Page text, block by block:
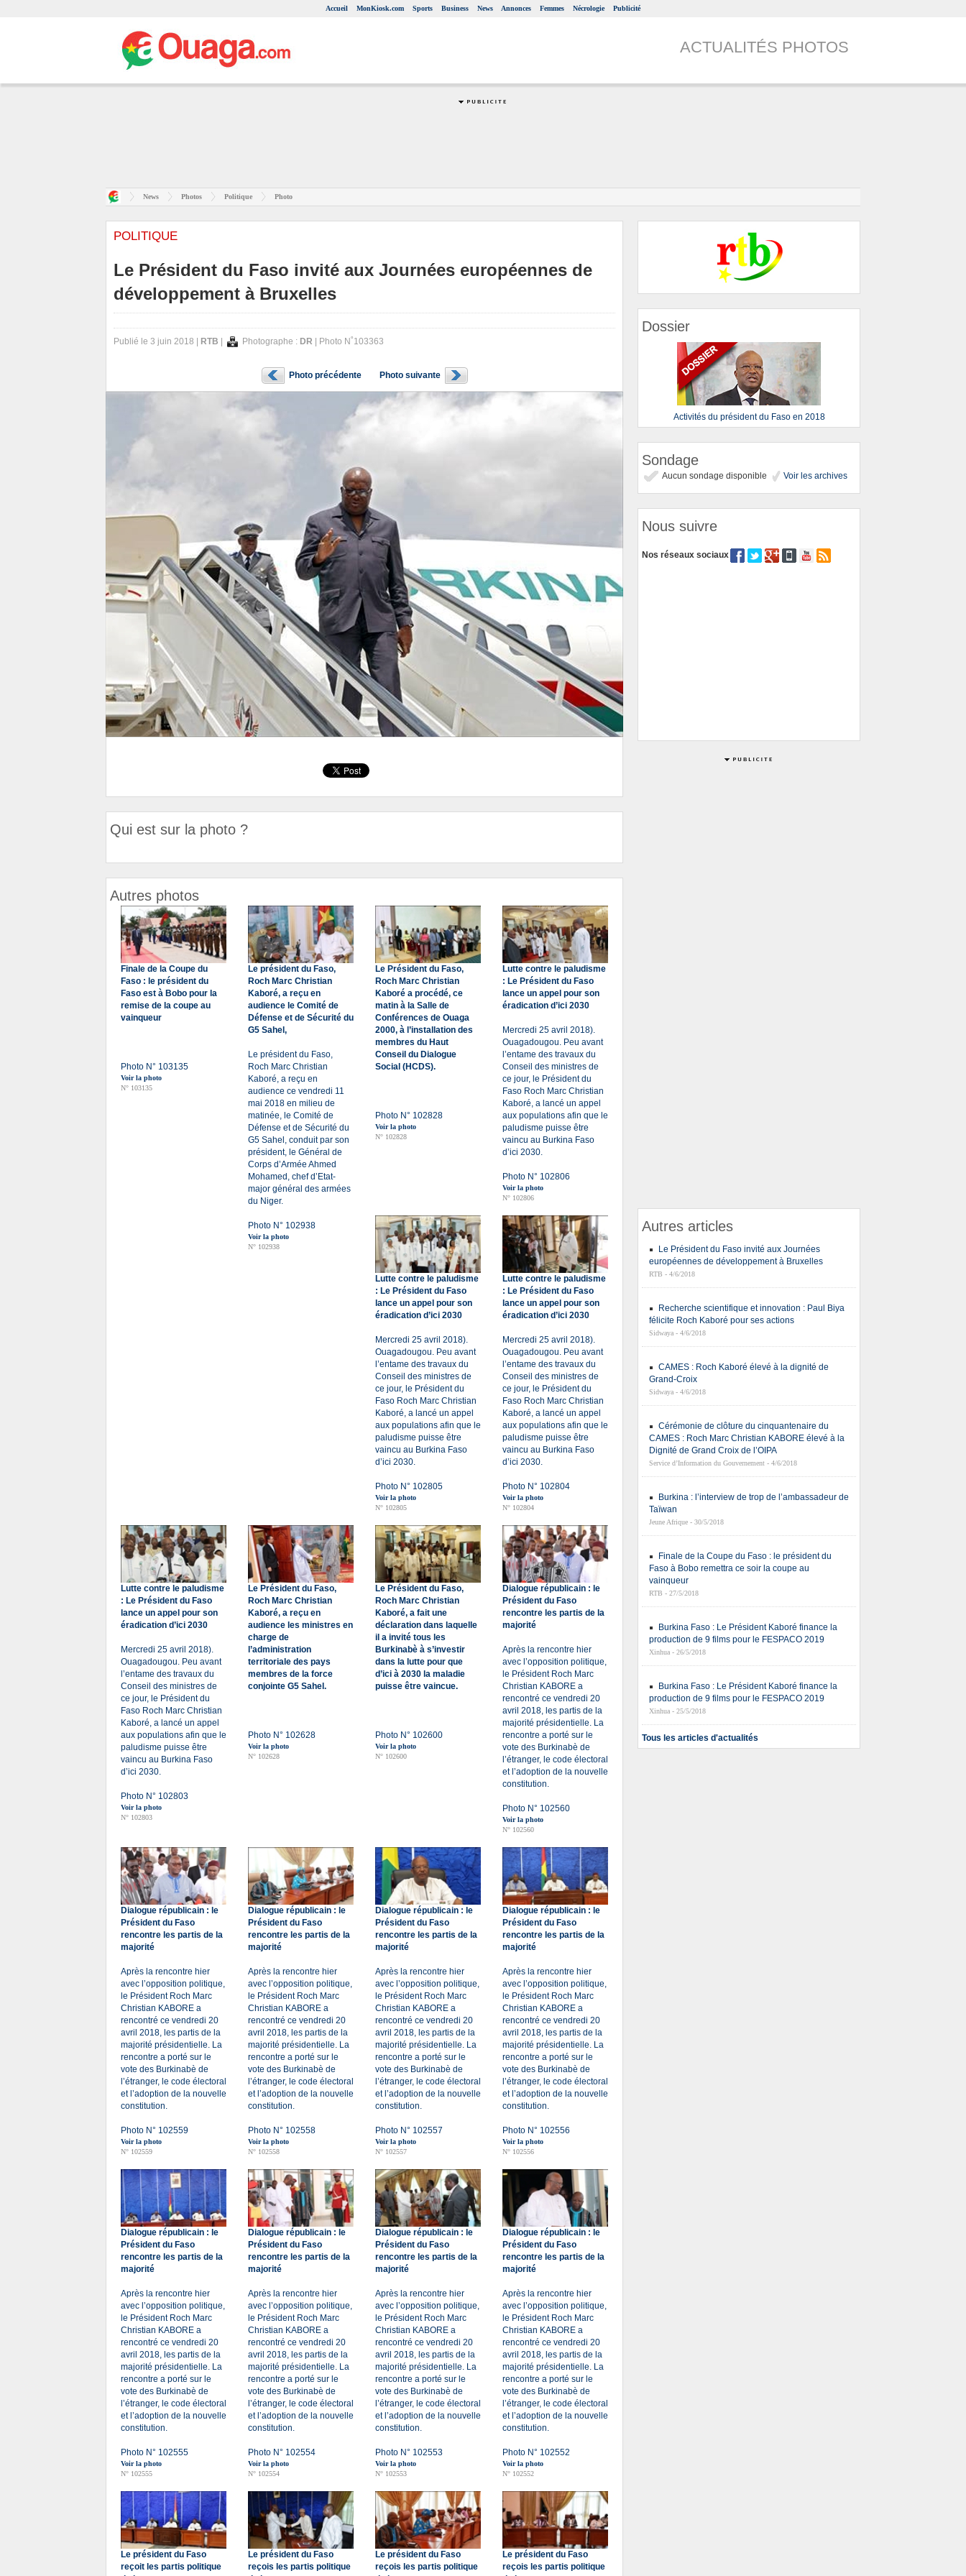
Accueil MonKiosk.com Sports Business News Annonces Femmes Nécrologie Publicité
ACTUALITÉS PHOTOS
News Photos Politique Photo
POLITIQUE
Le Président du Faso invité aux Journées européennes de
développement à Bruxelles
Publié le 3 juin 2018 | RTB Photographe : DR | Photo N˚103363
Photo précédente Photo suivante
Qui est sur la photo ?
Autres photos
Finale de la Coupe du
Faso : le président du
Faso est à Bobo pour la
remise de la coupe au
vainqueur
Photo N° 103135
Voir la photo
N° 103135
Le président du Faso,
Roch Marc Christian
Kaboré, a reçu en
audience le Comité de
Défense et de Sécurité du
G5 Sahel,
Le président du Faso,
Roch Marc Christian
Kaboré, a reçu en
audience ce vendredi 11
mai 2018 en milieu de
matinée, le Comité de
Défense et de Sécurité du
G5 Sahel, conduit par son
président, le Général de
Corps d’Armée Ahmed
Mohamed, chef d’Etat-
major général des armées
du Niger.
Photo N° 102938
Voir la photo
N° 102938
Le Président du Faso,
Roch Marc Christian
Kaboré a procédé, ce
matin à la Salle de
Conférences de Ouaga
2000, à l’installation des
membres du Haut
Conseil du Dialogue
Social (HCDS).
Photo N° 102828
Voir la photo
N° 102828
Lutte contre le paludisme
: Le Président du Faso
lance un appel pour son
éradication d’ici 2030
Mercredi 25 avril 2018).
Ouagadougou. Peu avant
l’entame des travaux du
Conseil des ministres de
ce jour, le Président du
Faso Roch Marc Christian
Kaboré, a lancé un appel
aux populations afin que le
paludisme puisse être
vaincu au Burkina Faso
d’ici 2030.
Photo N° 102806
Voir la photo
N° 102806
Lutte contre le paludisme
: Le Président du Faso
lance un appel pour son
éradication d’ici 2030
Mercredi 25 avril 2018).
Ouagadougou. Peu avant
l’entame des travaux du
Conseil des ministres de
ce jour, le Président du
Faso Roch Marc Christian
Kaboré, a lancé un appel
aux populations afin que le
paludisme puisse être
vaincu au Burkina Faso
d’ici 2030.
Photo N° 102805
Voir la photo
N° 102805
Lutte contre le paludisme
: Le Président du Faso
lance un appel pour son
éradication d’ici 2030
Mercredi 25 avril 2018).
Ouagadougou. Peu avant
l’entame des travaux du
Conseil des ministres de
ce jour, le Président du
Faso Roch Marc Christian
Kaboré, a lancé un appel
aux populations afin que le
paludisme puisse être
vaincu au Burkina Faso
d’ici 2030.
Photo N° 102804
Voir la photo
N° 102804
Lutte contre le paludisme
: Le Président du Faso
lance un appel pour son
éradication d’ici 2030
Mercredi 25 avril 2018).
Ouagadougou. Peu avant
l’entame des travaux du
Conseil des ministres de
ce jour, le Président du
Faso Roch Marc Christian
Kaboré, a lancé un appel
aux populations afin que le
paludisme puisse être
vaincu au Burkina Faso
d’ici 2030.
Photo N° 102803
Voir la photo
N° 102803
Le Président du Faso,
Roch Marc Christian
Kaboré, a reçu en
audience les ministres en
charge de
l’administration
territoriale des pays
membres de la force
conjointe G5 Sahel.
Photo N° 102628
Voir la photo
N° 102628
Le Président du Faso,
Roch Marc Christian
Kaboré, a fait une
déclaration dans laquelle
il a invité tous les
Burkinabè à s’investir
dans la lutte pour que
d’ici à 2030 la maladie
puisse être vaincue.
Photo N° 102600
Voir la photo
N° 102600
Dialogue républicain : le
Président du Faso
rencontre les partis de la
majorité
Après la rencontre hier
avec l’opposition politique,
le Président Roch Marc
Christian KABORE a
rencontré ce vendredi 20
avril 2018, les partis de la
majorité présidentielle. La
rencontre a porté sur le
vote des Burkinabè de
l’étranger, le code électoral
et l’adoption de la nouvelle
constitution.
Photo N° 102560
Voir la photo
N° 102560
Dialogue républicain : le
Président du Faso
rencontre les partis de la
majorité
Après la rencontre hier
avec l’opposition politique,
le Président Roch Marc
Christian KABORE a
rencontré ce vendredi 20
avril 2018, les partis de la
majorité présidentielle. La
rencontre a porté sur le
vote des Burkinabè de
l’étranger, le code électoral
et l’adoption de la nouvelle
constitution.
Photo N° 102559
Voir la photo
N° 102559
Dialogue républicain : le
Président du Faso
rencontre les partis de la
majorité
Après la rencontre hier
avec l’opposition politique,
le Président Roch Marc
Christian KABORE a
rencontré ce vendredi 20
avril 2018, les partis de la
majorité présidentielle. La
rencontre a porté sur le
vote des Burkinabè de
l’étranger, le code électoral
et l’adoption de la nouvelle
constitution.
Photo N° 102558
Voir la photo
N° 102558
Dialogue républicain : le
Président du Faso
rencontre les partis de la
majorité
Après la rencontre hier
avec l’opposition politique,
le Président Roch Marc
Christian KABORE a
rencontré ce vendredi 20
avril 2018, les partis de la
majorité présidentielle. La
rencontre a porté sur le
vote des Burkinabè de
l’étranger, le code électoral
et l’adoption de la nouvelle
constitution.
Photo N° 102557
Voir la photo
N° 102557
Dialogue républicain : le
Président du Faso
rencontre les partis de la
majorité
Après la rencontre hier
avec l’opposition politique,
le Président Roch Marc
Christian KABORE a
rencontré ce vendredi 20
avril 2018, les partis de la
majorité présidentielle. La
rencontre a porté sur le
vote des Burkinabè de
l’étranger, le code électoral
et l’adoption de la nouvelle
constitution.
Photo N° 102556
Voir la photo
N° 102556
Dialogue républicain : le
Président du Faso
rencontre les partis de la
majorité
Après la rencontre hier
avec l’opposition politique,
le Président Roch Marc
Christian KABORE a
rencontré ce vendredi 20
avril 2018, les partis de la
majorité présidentielle. La
rencontre a porté sur le
vote des Burkinabè de
l’étranger, le code électoral
et l’adoption de la nouvelle
constitution.
Photo N° 102555
Voir la photo
N° 102555
Dialogue républicain : le
Président du Faso
rencontre les partis de la
majorité
Après la rencontre hier
avec l’opposition politique,
le Président Roch Marc
Christian KABORE a
rencontré ce vendredi 20
avril 2018, les partis de la
majorité présidentielle. La
rencontre a porté sur le
vote des Burkinabè de
l’étranger, le code électoral
et l’adoption de la nouvelle
constitution.
Photo N° 102554
Voir la photo
N° 102554
Dialogue républicain : le
Président du Faso
rencontre les partis de la
majorité
Après la rencontre hier
avec l’opposition politique,
le Président Roch Marc
Christian KABORE a
rencontré ce vendredi 20
avril 2018, les partis de la
majorité présidentielle. La
rencontre a porté sur le
vote des Burkinabè de
l’étranger, le code électoral
et l’adoption de la nouvelle
constitution.
Photo N° 102553
Voir la photo
N° 102553
Dialogue républicain : le
Président du Faso
rencontre les partis de la
majorité
Après la rencontre hier
avec l’opposition politique,
le Président Roch Marc
Christian KABORE a
rencontré ce vendredi 20
avril 2018, les partis de la
majorité présidentielle. La
rencontre a porté sur le
vote des Burkinabè de
l’étranger, le code électoral
et l’adoption de la nouvelle
constitution.
Photo N° 102552
Voir la photo
N° 102552
Le président du Faso
reçoit les partis politique
Le président du Faso
reçois les partis politique
Le président du Faso
reçois les partis politique
Le président du Faso
reçois les partis politique
Dossier
Activités du président du Faso en 2018
Sondage
Aucun sondage disponible Voir les archives
Nous suivre
Nos réseaux sociaux
Autres articles
Le Président du Faso invité aux Journées
européennes de développement à Bruxelles
RTB - 4/6/2018
Recherche scientifique et innovation : Paul Biya
félicite Roch Kaboré pour ses actions
Sidwaya - 4/6/2018
CAMES : Roch Kaboré élevé à la dignité de
Grand-Croix
Sidwaya - 4/6/2018
Cérémonie de clôture du cinquantenaire du
CAMES : Roch Marc Christian KABORE élevé à la
Dignité de Grand Croix de l’OIPA
Service d’Information du Gouvernement - 4/6/2018
Burkina : l’interview de trop de l’ambassadeur de
Taïwan
Jeune Afrique - 30/5/2018
Finale de la Coupe du Faso : le président du
Faso à Bobo remettra ce soir la coupe au
vainqueur
RTB - 27/5/2018
Burkina Faso : Le Président Kaboré finance la
production de 9 films pour le FESPACO 2019
Xinhua - 26/5/2018
Burkina Faso : Le Président Kaboré finance la
production de 9 films pour le FESPACO 2019
Xinhua - 25/5/2018
Tous les articles d'actualités